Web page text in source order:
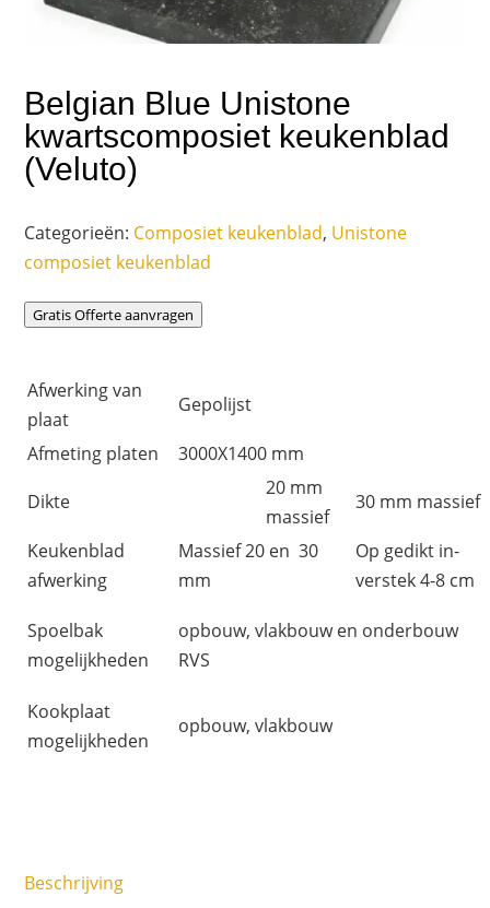
Belgian Blue Unistone
kwartscomposiet keukenblad
(Veluto)
Categorieën: Composiet keukenblad, Unistone
composiet keukenblad
Gratis Offerte aanvragen
Afwerking van
plaat
Gepolijst
Afmeting platen
3000X1400 mm
Dikte
20 mm
massief
30 mm massief
Keukenblad
afwerking
Massief 20 en 30
mm
Op gedikt in-
verstek 4-8 cm
Spoelbak
mogelijkheden
opbouw, vlakbouw en onderbouw
RVS
Kookplaat
mogelijkheden
opbouw, vlakbouw
Beschrijving